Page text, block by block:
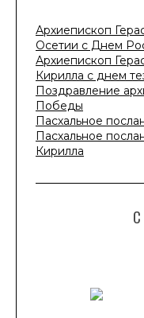
Архиепископ
Осетии с Днем
Архиепископ
Кирилла с днем
Поздравление
Победы
Пасхальное
Пасхальное
Кирилла